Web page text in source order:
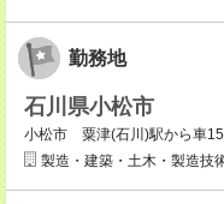
勤務地
石川県小松市
小松市 粟津(石川)駅から車
製造・建築・土木・製造技